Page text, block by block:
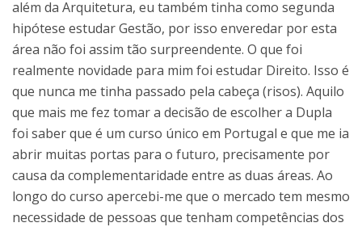
além da Arquitetura, eu também tinha como segunda
hipótese estudar Gestão, por isso enveredar por esta
área não foi assim tão surpreendente. O que foi
realmente novidade para mim foi estudar Direito. Isso é
que nunca me tinha passado pela cabeça (risos). Aquilo
que mais me fez tomar a decisão de escolher a Dupla
foi saber que é um curso único em Portugal e que me ia
abrir muitas portas para o futuro, precisamente por
causa da complementaridade entre as duas áreas. Ao
longo do curso apercebi-me que o mercado tem mesmo
necessidade de pessoas que tenham competências dos